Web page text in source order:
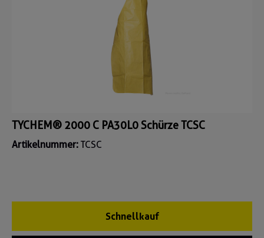
TYCHEM® 2000 C PA30L0 Schürze TCSC
Artikelnummer: TCSC
Schnellkauf